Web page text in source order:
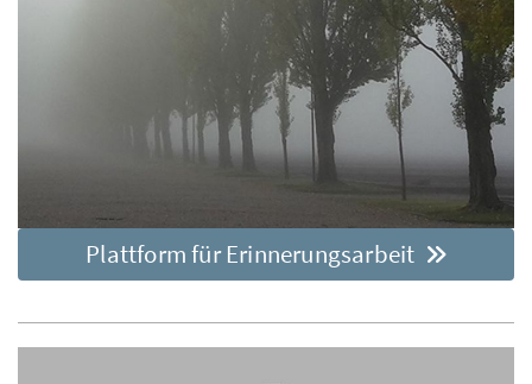
Plattform für Erinnerungsarbeit